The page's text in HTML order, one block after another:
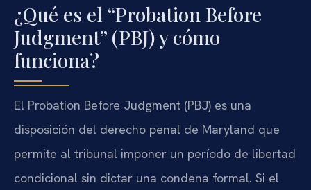
¿Qué es el “Probation Before
Judgment” (PBJ) y cómo
funciona?
El Probation Before Judgment (PBJ) es una
disposición del derecho penal de Maryland que
permite al tribunal imponer un período de libertad
condicional sin dictar una condena formal. Si el